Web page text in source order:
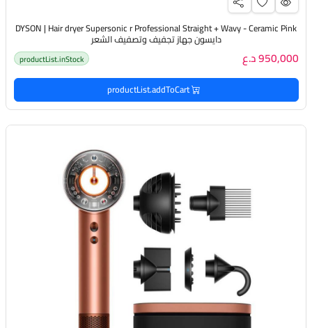
DYSON | Hair dryer Supersonic r Professional Straight + Wavy - Ceramic Pink
دايسون جهاز تجفيف وتصفيف الشعر
950,000 د.ع productList.inStock
productList.addToCart